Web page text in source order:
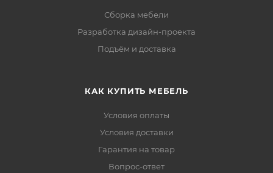
Сборка мебели
Разработка дизайн-проекта
Подъём и доставка
КАК КУПИТЬ МЕБЕЛЬ
Условия оплаты
Условия доставки
Гарантия на товар
Вопрос-ответ